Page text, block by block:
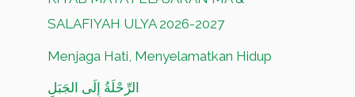
SALAFIYAH ULYA 2026-2027
Menjaga Hati, Menyelamatkan Hidup
الرِّحْلَةُ إِلَى الجَبَلِ